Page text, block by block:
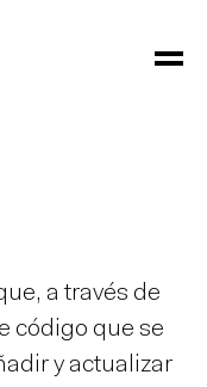
a través de
código que se
y actualizar